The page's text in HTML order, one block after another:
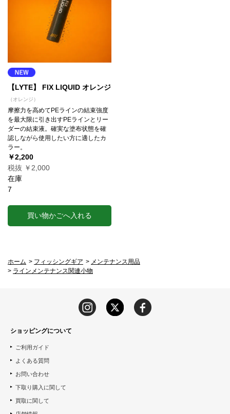
【LYTE】 FIX LIQUID オレンジ
（オレンジ）
摩擦力を高めてPEラインの結束強度
を最大限に引き出すPEラインとリー
ダーの結束液。確実な塗布状態を確
認しながら使用したい方に適したカ
ラー。
￥2,200
税抜 ￥2,000
在庫
7
買い物かごへ入れる
ホーム > フィッシングギア > メンテナンス用品
> ラインメンテナンス関連小物
ショッピングについて
ご利用ガイド
よくある質問
お問い合わせ
下取り購入に関して
買取に関して